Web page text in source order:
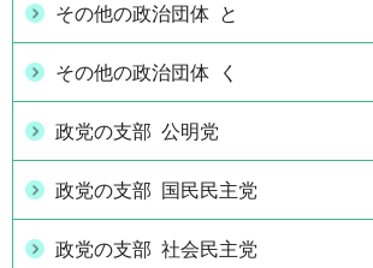
その他の政治団体 と
その他の政治団体 く
政党の支部 公明党
政党の支部 国民民主党
政党の支部 社会民主党